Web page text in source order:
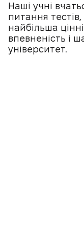
Наші учні
питання
найбільша
впевненість і
університет.